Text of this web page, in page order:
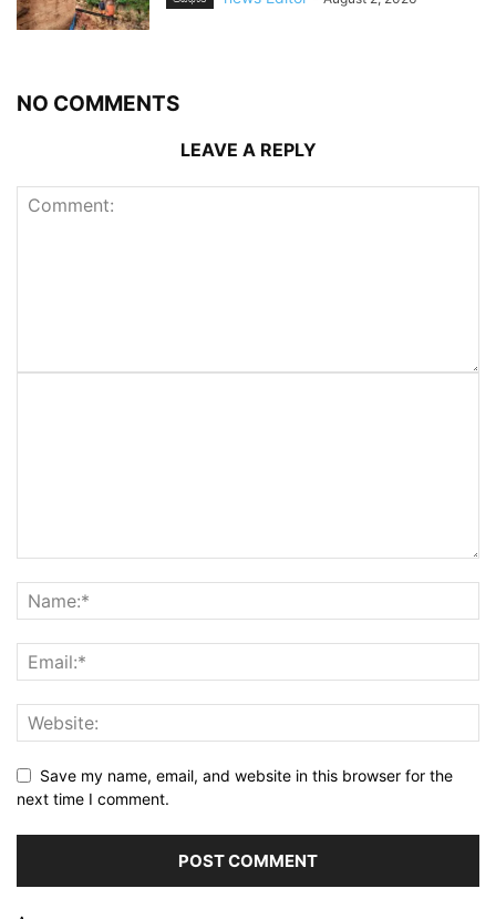
NO COMMENTS
LEAVE A REPLY
Save my name, email, and website in this browser for the
next time I comment.